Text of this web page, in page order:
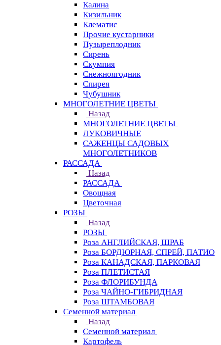
Калина
Кизильник
Клематис
Прочие кустарники
Пузыреплодник
Сирень
Скумпия
Снежноягодник
Спирея
Чубушник
МНОГОЛЕТНИЕ ЦВЕТЫ
Назад
МНОГОЛЕТНИЕ ЦВЕТЫ
ЛУКОВИЧНЫЕ
САЖЕНЦЫ САДОВЫХ
МНОГОЛЕТНИКОВ
РАССАДА
Назад
РАССАДА
Овощная
Цветочная
РОЗЫ
Назад
РОЗЫ
Роза АНГЛИЙСКАЯ, ШРАБ
Роза БОРДЮРНАЯ, СПРЕЙ, ПАТИО
Роза КАНАДСКАЯ, ПАРКОВАЯ
Роза ПЛЕТИСТАЯ
Роза ФЛОРИБУНДА
Роза ЧАЙНО-ГИБРИДНАЯ
Роза ШТАМБОВАЯ
Семенной материал
Назад
Семенной материал
Картофель